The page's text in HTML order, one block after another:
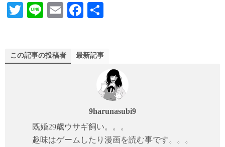
T
r
Li E
Fa
ok
この記事の投稿者 最新記事
9harunasubi9
既婚29歳ウサギ飼い。。。
趣味はゲームしたり漫画を読む事です。。。